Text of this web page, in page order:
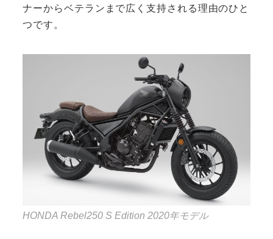
ナーからベテランまで広く支持される理由のひと
つです。
HONDA Rebel250 S Edition 2020年モデル